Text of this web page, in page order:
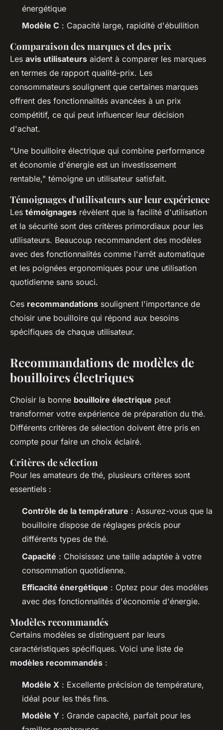
énergétique
Modèle C : Capacité large, rapidité d'ébullition
Comparaison des marques et des prix
Les avis utilisateurs aident à comparer les marques
en termes de rapport qualité-prix. Les
consommateurs soulignent que certaines marques
offrent des fonctionnalités avancées à un prix
compétitif, ce qui peut influencer leur décision
d'achat.
"Une bouilloire électrique qui combine performance
et économie d'énergie est un investissement
rentable," témoigne un utilisateur satisfait.
Témoignages d'utilisateurs sur leur expérience
Les témoignages révèlent que la facilité d'utilisation
et la sécurité sont des critères primordiaux pour les
utilisateurs. Beaucoup recommandent des modèles
avec des fonctionnalités comme l'arrêt automatique
et les poignées ergonomiques pour une utilisation
quotidienne sans souci.
Ces recommandations soulignent l'importance de
choisir une bouilloire qui répond aux besoins
spécifiques de chaque utilisateur.
Recommandations de modèles de
bouilloires électriques
Choisir la bonne bouilloire électrique peut
transformer votre expérience de préparation du thé.
Différents critères de sélection doivent être pris en
compte pour faire un choix éclairé.
Critères de sélection
Pour les amateurs de thé, plusieurs critères sont
essentiels :
Contrôle de la température : Assurez-vous que la
bouilloire dispose de réglages précis pour
différents types de thé.
Capacité : Choisissez une taille adaptée à votre
consommation quotidienne.
Efficacité énergétique : Optez pour des modèles
avec des fonctionnalités d'économie d'énergie.
Modèles recommandés
Certains modèles se distinguent par leurs
caractéristiques spécifiques. Voici une liste de
modèles recommandés :
Modèle X : Excellente précision de température,
idéal pour les thés fins.
Modèle Y : Grande capacité, parfait pour les